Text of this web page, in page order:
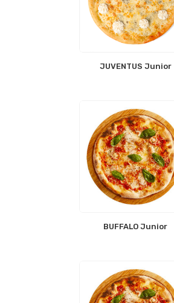
JUVENTUS Junior
BUFFALO Junior